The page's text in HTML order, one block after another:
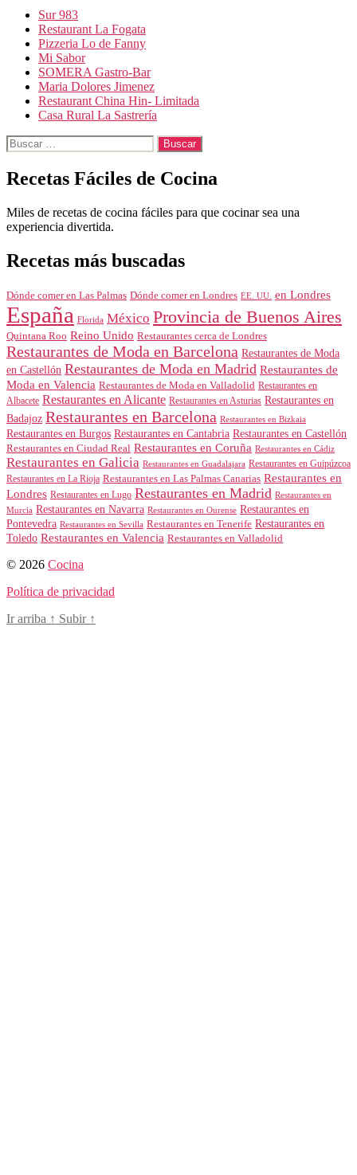
Sur 983
Restaurant La Fogata
Pizzeria Lo de Fanny
Mi Sabor
SOMERA Gastro-Bar
Maria Dolores Jimenez
Restaurant China Hin- Limitada
Casa Rural La Sastrería
Buscar:
Recetas Fáciles de Cocina
Miles de recetas de cocina fáciles para que cocinar sea una
experiencia divertida.
Recetas más buscadas
Dónde comer en Las Palmas Dónde comer en Londres EE. UU. en Londres
España Florida México Provincia de Buenos Aires
Quintana Roo Reino Unido Restaurantes cerca de Londres
Restaurantes de Moda en Barcelona Restaurantes de Moda
en Castellón Restaurantes de Moda en Madrid Restaurantes de
Moda en Valencia Restaurantes de Moda en Valladolid Restaurantes en
Albacete Restaurantes en Alicante Restaurantes en Asturias Restaurantes en
Badajoz Restaurantes en Barcelona Restaurantes en Bizkaia
Restaurantes en Burgos Restaurantes en Cantabria Restaurantes en Castellón
Restaurantes en Ciudad Real Restaurantes en Coruña Restaurantes en Cádiz
Restaurantes en Galicia Restaurantes en Guadalajara Restaurantes en Guipúzcoa
Restaurantes en La Rioja Restaurantes en Las Palmas Canarias Restaurantes en
Londres Restaurantes en Lugo Restaurantes en Madrid Restaurantes en
Murcia Restaurantes en Navarra Restaurantes en Ourense Restaurantes en
Pontevedra Restaurantes en Sevilla Restaurantes en Tenerife Restaurantes en
Toledo Restaurantes en Valencia Restaurantes en Valladolid
© 2026 Cocina
Política de privacidad
Ir arriba ↑ Subir ↑